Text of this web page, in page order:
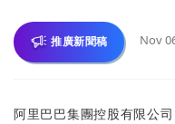
推廣新聞稿 Nov
阿里巴巴集團控股有限公